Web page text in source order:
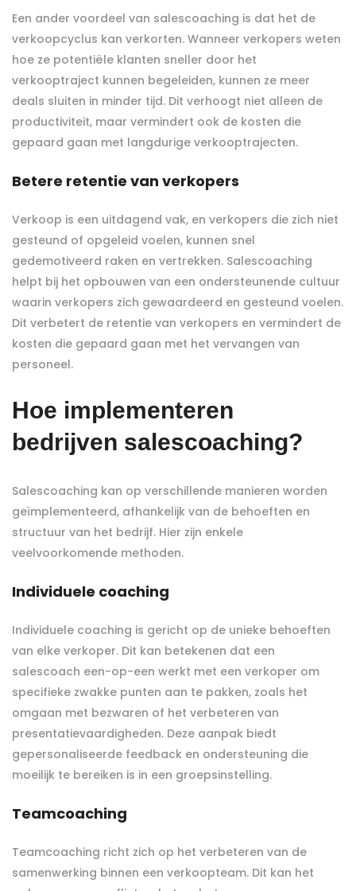
Een ander voordeel van salescoaching is dat het de
verkoopcyclus kan verkorten. Wanneer verkopers weten
hoe ze potentiële klanten sneller door het
verkooptraject kunnen begeleiden, kunnen ze meer
deals sluiten in minder tijd. Dit verhoogt niet alleen de
productiviteit, maar vermindert ook de kosten die
gepaard gaan met langdurige verkooptrajecten.
Betere retentie van verkopers
Verkoop is een uitdagend vak, en verkopers die zich niet
gesteund of opgeleid voelen, kunnen snel
gedemotiveerd raken en vertrekken. Salescoaching
helpt bij het opbouwen van een ondersteunende cultuur
waarin verkopers zich gewaardeerd en gesteund voelen.
Dit verbetert de retentie van verkopers en vermindert de
kosten die gepaard gaan met het vervangen van
personeel.
Hoe implementeren
bedrijven salescoaching?
Salescoaching kan op verschillende manieren worden
geïmplementeerd, afhankelijk van de behoeften en
structuur van het bedrijf. Hier zijn enkele
veelvoorkomende methoden.
Individuele coaching
Individuele coaching is gericht op de unieke behoeften
van elke verkoper. Dit kan betekenen dat een
salescoach een-op-een werkt met een verkoper om
specifieke zwakke punten aan te pakken, zoals het
omgaan met bezwaren of het verbeteren van
presentatievaardigheden. Deze aanpak biedt
gepersonaliseerde feedback en ondersteuning die
moeilijk te bereiken is in een groepsinstelling.
Teamcoaching
Teamcoaching richt zich op het verbeteren van de
samenwerking binnen een verkoopteam. Dit kan het